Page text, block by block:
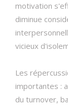
motivation
diminue
vicieux
Les
importantes :
du turnover,